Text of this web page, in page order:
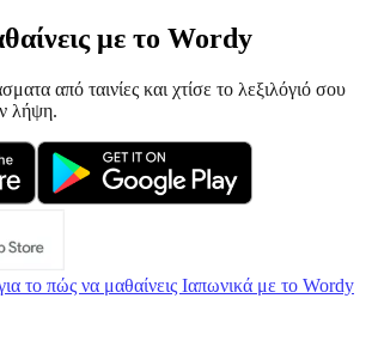
με το Wordy
από ταινίες και χτίσε το λεξιλόγιό σου
λήψη.
το πώς να μαθαίνεις Ιαπωνικά με το Wordy